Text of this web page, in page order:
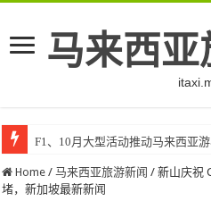
马来西亚
F1、10月大型活动推动马来西亚
Home / 马来西亚旅游新闻 / 新山庆祝
堵，新加坡最新新闻